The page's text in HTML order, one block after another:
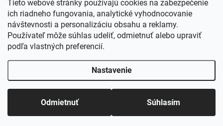
Tieto webové stránky používajú cookies na zabezpečenie
ich riadneho fungovania, analytické vyhodnocovanie
návštevnosti a personalizáciu obsahu a reklamy.
Používateľ môže súhlas udeliť, odmietnuť alebo upraviť
podľa vlastných preferencií.
Nastavenie
Odmietnuť Súhlasím
SvetZahrady
Vytvoril Shoptet
Copyright 2026Svetzahrady.sk. Všetky práva vyhradené.Upraviť